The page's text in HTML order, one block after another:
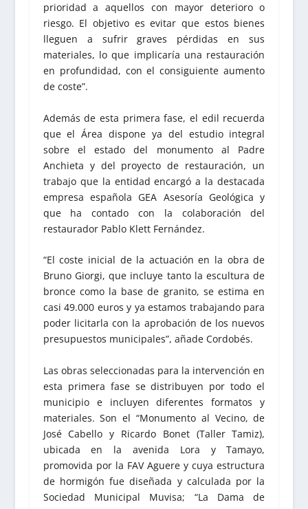
prioridad a aquellos con mayor deterioro o
riesgo. El objetivo es evitar que estos bienes
lleguen a sufrir graves pérdidas en sus
materiales, lo que implicaría una restauración
en profundidad, con el consiguiente aumento
de coste”.
Además de esta primera fase, el edil recuerda
que el Área dispone ya del estudio integral
sobre el estado del monumento al Padre
Anchieta y del proyecto de restauración, un
trabajo que la entidad encargó a la destacada
empresa española GEA Asesoría Geológica y
que ha contado con la colaboración del
restaurador Pablo Klett Fernández.
“El coste inicial de la actuación en la obra de
Bruno Giorgi, que incluye tanto la escultura de
bronce como la base de granito, se estima en
casi 49.000 euros y ya estamos trabajando para
poder licitarla con la aprobación de los nuevos
presupuestos municipales”, añade Cordobés.
Las obras seleccionadas para la intervención en
esta primera fase se distribuyen por todo el
municipio e incluyen diferentes formatos y
materiales. Son el “Monumento al Vecino, de
José Cabello y Ricardo Bonet (Taller Tamiz),
ubicada en la avenida Lora y Tamayo,
promovida por la FAV Aguere y cuya estructura
de hormigón fue diseñada y calculada por la
Sociedad Municipal Muvisa; “La Dama de